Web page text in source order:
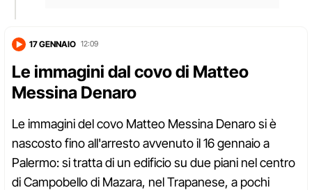
17 GENNAIO 12:09
Le immagini dal covo di Matteo
Messina Denaro
Le immagini del covo Matteo Messina Denaro si è
nascosto fino all'arresto avvenuto il 16 gennaio a
Palermo: si tratta di un edificio su due piani nel centro
di Campobello di Mazara, nel Trapanese, a pochi